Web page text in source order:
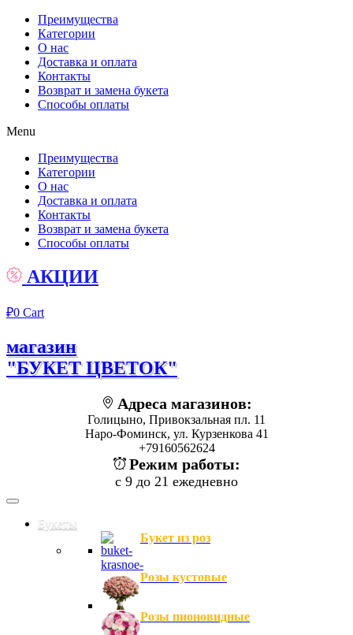
Преимущества
Категории
О нас
Доставка и оплата
Контакты
Возврат и замена букета
Способы оплаты
Menu
Преимущества
Категории
О нас
Доставка и оплата
Контакты
Возврат и замена букета
Способы оплаты
АКЦИИ
₽0 Cart
магазин
"БУКЕТ ЦВЕТОК"
Адреса магазинов:
Голицыно, Привокзальная пл. 11
Наро-Фоминск, ул. Курзенкова 41
+79160562624
Режим работы:
с 9 до 21 ежедневно
Букеты
Букет из роз
Розы кустовые
Розы пионовидные